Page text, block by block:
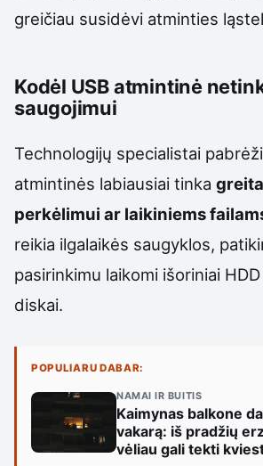
greičiau susidėvi atminties
Kodėl USB atmintinė
saugojimui
Technologijų specialistai
atmintinės labiausiai tinka
perkėlimui ar laikiniems
reikia ilgalaikės saugyklos,
pasirinkimu laikomi išoriniai
diskai.
POPULIARU DABAR:
NAMAI IR BUITIS
Kaimynas balkone
vakarą: iš pradžių
vėliau gali tekti